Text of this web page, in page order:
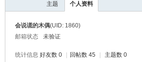
主题 个人资料
会说谎的木偶(UID: 1860)
邮箱状态
未验证
统计信息 好友数 0 回帖数 45 主题数 0